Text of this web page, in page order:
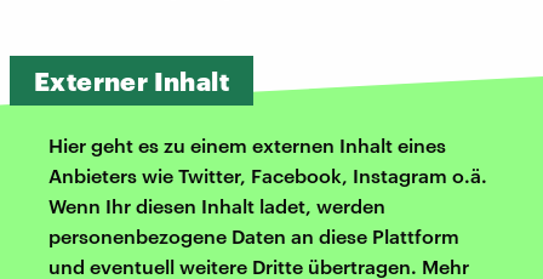
Externer Inhalt
Hier geht es zu einem externen Inhalt eines
Anbieters wie Twitter, Facebook, Instagram o.ä.
Wenn Ihr diesen Inhalt ladet, werden
personenbezogene Daten an diese Plattform
und eventuell weitere Dritte übertragen. Mehr